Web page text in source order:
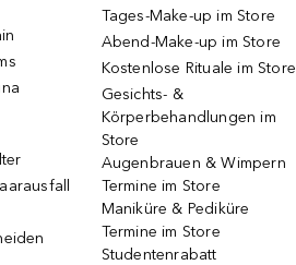
Tages-Make-up im Store
Abend-Make-up im Store
Kostenlose Rituale im Store
Gesichts- &
Körperbehandlungen im
Store
Augenbrauen & Wimpern
Termine im Store
Maniküre & Pediküre
Termine im Store
Studentenrabatt